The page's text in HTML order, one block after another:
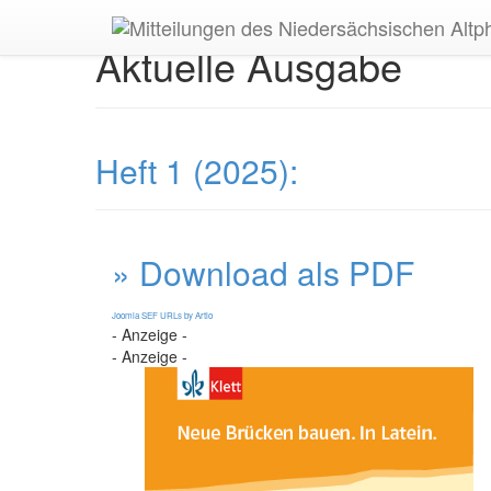
Aktuelle Ausgabe
Heft 1 (2025):
» Download als PDF
Joomla SEF URLs by Artio
- Anzeige -
- Anzeige -